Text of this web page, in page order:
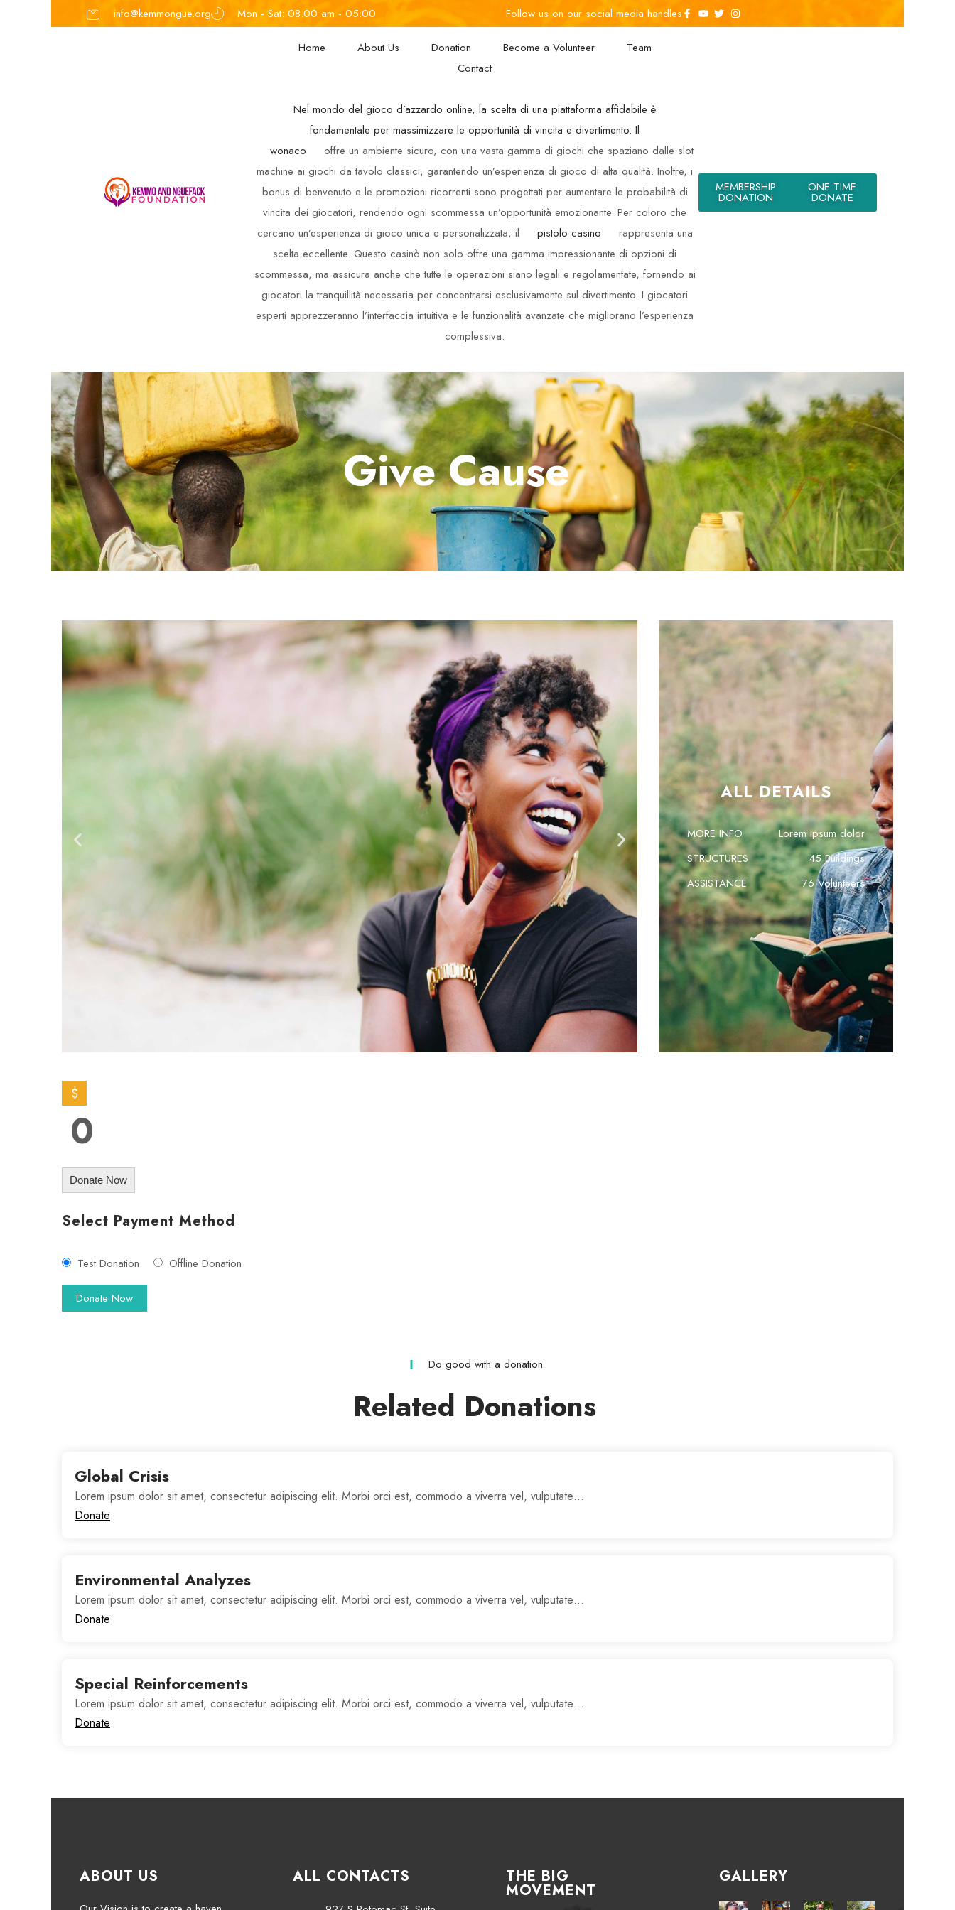
info@kemmongue.org Mon - Sat: 08.00 am - 05:00 Follow us on our social media handles
Home About Us Donation Become a Volunteer
Team
Contact
Nel mondo del gioco d’azzardo online, la scelta di una piattaforma affidabile è
fondamentale per massimizzare le opportunità di vincita e divertimento. Il
wonaco
offre un ambiente sicuro, con una vasta gamma di giochi che spaziano dalle slot
machine ai giochi da tavolo classici, garantendo un’esperienza di gioco di alta qualità. Inoltre, i
bonus di benvenuto e le promozioni ricorrenti sono progettati per aumentare le probabilità di
vincita dei giocatori, rendendo ogni scommessa un’opportunità emozionante. Per coloro che
cercano un’esperienza di gioco unica e personalizzata, il
pistolo casino
rappresenta una
scelta eccellente. Questo casinò non solo offre una gamma impressionante di opzioni di
scommessa, ma assicura anche che tutte le operazioni siano legali e regolamentate, fornendo ai
giocatori la tranquillità necessaria per concentrarsi esclusivamente sul divertimento. I giocatori
esperti apprezzeranno l’interfaccia intuitiva e le funzionalità avanzate che migliorano l’esperienza
complessiva.
MEMBERSHIP
DONATION
ONE TIME
DONATE
Give Cause
ALL DETAILS
MORE INFO
Lorem ipsum dolor
STRUCTURES
45 Buildings
ASSISTANCE
76 Volunteers
$
0
Donate Now
Select Payment Method
Test Donation Offline Donation
Do good with a donation
Related Donations
Global Crisis
Lorem ipsum dolor sit amet, consectetur adipiscing elit. Morbi orci est, commodo a viverra vel, vulputate…
Donate
Environmental Analyzes
Lorem ipsum dolor sit amet, consectetur adipiscing elit. Morbi orci est, commodo a viverra vel, vulputate…
Donate
Special Reinforcements
Lorem ipsum dolor sit amet, consectetur adipiscing elit. Morbi orci est, commodo a viverra vel, vulputate…
Donate
ABOUT US ALL CONTACTS THE BIG
MOVEMENT
GALLERY